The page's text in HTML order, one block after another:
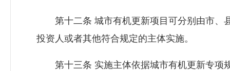
第十二条 城市有机更新项目可分别由市、
投资人或者其他符合规定的主体实施。
第十三条 实施主体依据城市有机更新专项